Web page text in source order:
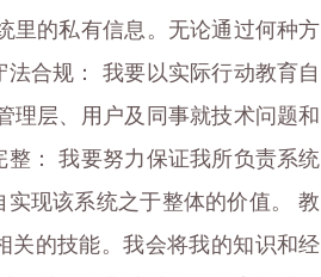
里的私有信息。无论通过何种方
合规： 我要以实际行动教育自
理层、用户及同事就技术问题和
： 我要努力保证我所负责系统
现该系统之于整体的价值。 教
关的技能。我会将我的知识和经